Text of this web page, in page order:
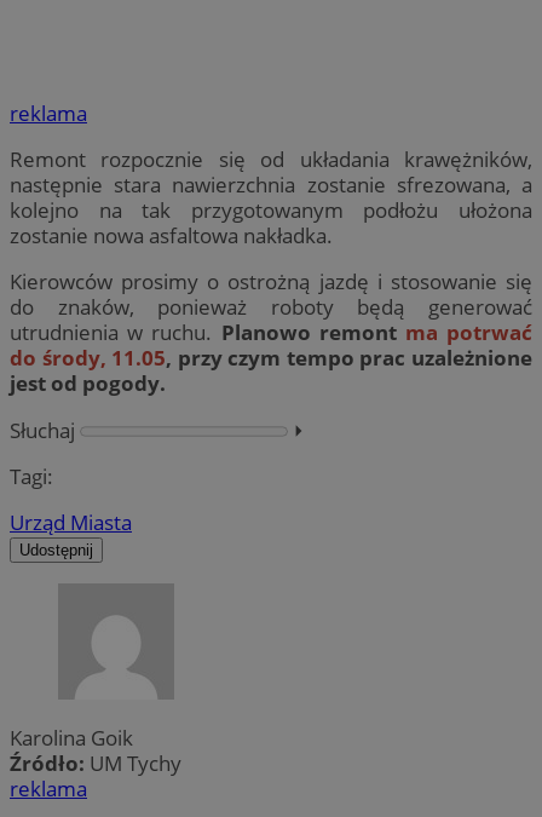
reklama
Remont rozpocznie się od układania krawężników,
następnie stara nawierzchnia zostanie sfrezowana, a
kolejno na tak przygotowanym podłożu ułożona
zostanie nowa asfaltowa nakładka.
Kierowców prosimy o ostrożną jazdę i stosowanie się
do znaków, ponieważ roboty będą generować
utrudnienia w ruchu. Planowo remont ma potrwać
do środy, 11.05, przy czym tempo prac uzależnione
jest od pogody.
Słuchaj
⏵︎
Tagi:
Urząd Miasta
Udostępnij
Karolina Goik
Źródło: UM Tychy
reklama